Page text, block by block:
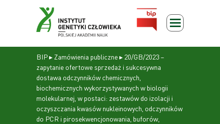
BIP▸ Zamówienia publiczne▸ 20/GB/2023 –
zapytanie ofertowe sprzedaż i sukcesywna
dostawa odczynników chemicznych,
biochemicznych wykorzystywanych w biologii
molekularnej, w postaci: zestawów do izolacji i
oczyszczania kwasów nukleinowych, odczynników
do PCR i pirosekwencjonowania, buforów,